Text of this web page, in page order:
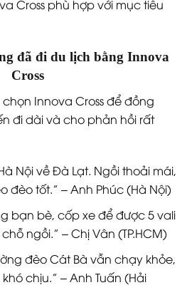
Cross phù hợp với mục tiêu
đã đi du lịch bằng Innova
Cross
Innova Cross để đồng
đi dài và cho phản hồi rất
Nội về Đà Lạt. Ngồi thoải mái,
đèo tốt.” – Anh Phúc (Hà Nội)
bạn bè, cốp xe để được 5 vali
ngồi.” – Chị Vân (TP.HCM)
đèo Cát Bà vẫn chạy khỏe,
chịu.” – Anh Tuấn (Hải